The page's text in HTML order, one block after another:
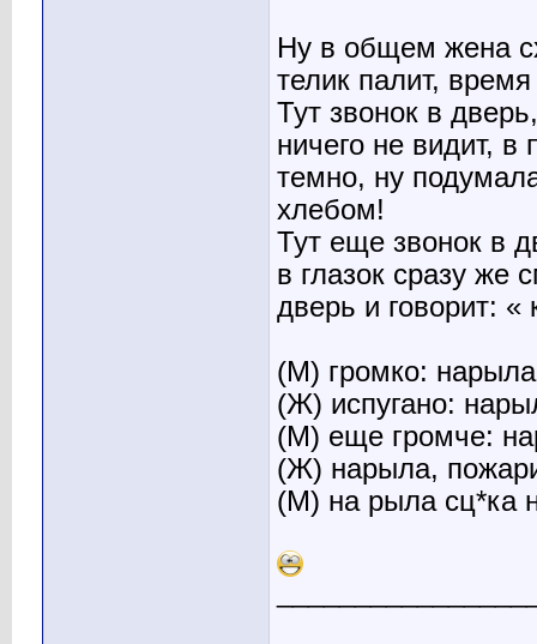
Ну в общем жена
телик палит,
Тут звонок в
ничего не видит, в
темно, ну
хлебом!
Тут еще звонок в
в глазок сразу же
дверь и говорит: «
(М) громко: нарыла
(Ж) испугано:
(М) еще громче:
(Ж) нарыла,
(М) на рыла сц*ка